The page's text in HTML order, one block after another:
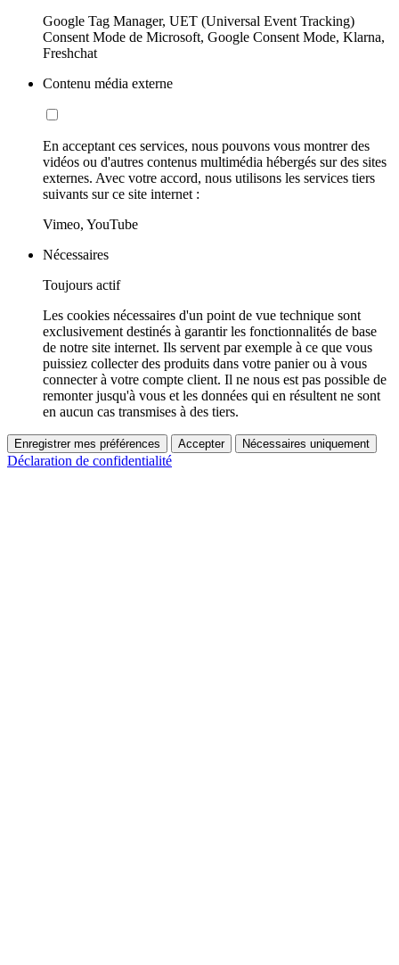
Google Tag Manager, UET (Universal Event Tracking)
Consent Mode de Microsoft, Google Consent Mode, Klarna,
Freshchat
Contenu média externe
En acceptant ces services, nous pouvons vous montrer des
vidéos ou d'autres contenus multimédia hébergés sur des sites
externes. Avec votre accord, nous utilisons les services tiers
suivants sur ce site internet :
Vimeo, YouTube
Nécessaires
Toujours actif
Les cookies nécessaires d'un point de vue technique sont
exclusivement destinés à garantir les fonctionnalités de base
de notre site internet. Ils servent par exemple à ce que vous
puissiez collecter des produits dans votre panier ou à vous
connecter à votre compte client. Il ne nous est pas possible de
remonter jusqu'à vous et les données qui en résultent ne sont
en aucun cas transmises à des tiers.
Enregistrer mes préférences Accepter Nécessaires uniquement
Déclaration de confidentialité